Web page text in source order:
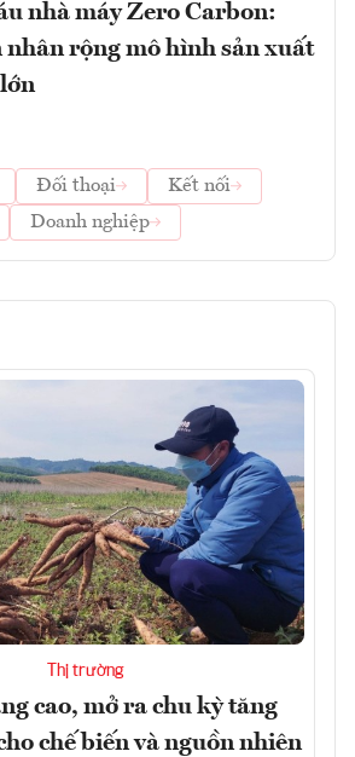
nhà máy Zero Carbon:
rộng mô hình sản xuất
Đối thoại
Kết nối
Doanh nghiệp
Thị trường
cao, mở ra chu kỳ tăng
chế biến và nguồn nhiên